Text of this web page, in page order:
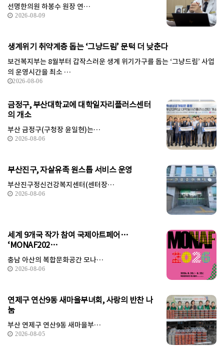
선명한의원 하봉수 원장 연…
2026-08-09
생계위기 취약계층 돕는 ‘그냥드림’ 문턱 더 낮춘다
보건복지부는 8월부터 갑작스러운 생계 위기가구를 돕는 ‘그냥드림’ 사업
의 운영시간을 최소 …
2026-08-06
금정구, 부산대학교에 대학일자리플러스센터
의 개소
부산 금정구(구청장 윤일현)는…
2026-08-06
부산진구, 자살유족 원스톱 서비스 운영
부산진구정신건강복지센터(센터장…
2026-08-06
세계 9개국 작가 참여 국제아트페어…
‘MONAF202…
충남 아산의 복합문화공간 모나…
2026-08-06
연제구 연산9동 새마을부녀회, 사랑의 반찬 나
눔
부산 연제구 연산9동 새마을부…
2026-08-05